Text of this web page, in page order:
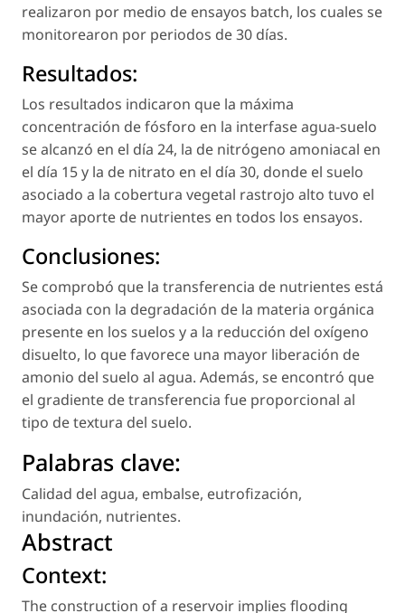
realizaron por medio de ensayos batch, los cuales se
monitorearon por periodos de 30 días.
Resultados:
Los resultados indicaron que la máxima
concentración de fósforo en la interfase agua-suelo
se alcanzó en el día 24, la de nitrógeno amoniacal en
el día 15 y la de nitrato en el día 30, donde el suelo
asociado a la cobertura vegetal rastrojo alto tuvo el
mayor aporte de nutrientes en todos los ensayos.
Conclusiones:
Se comprobó que la transferencia de nutrientes está
asociada con la degradación de la materia orgánica
presente en los suelos y a la reducción del oxígeno
disuelto, lo que favorece una mayor liberación de
amonio del suelo al agua. Además, se encontró que
el gradiente de transferencia fue proporcional al
tipo de textura del suelo.
Palabras clave:
Calidad del agua, embalse, eutrofización,
inundación, nutrientes.
Abstract
Context:
The construction of a reservoir implies flooding